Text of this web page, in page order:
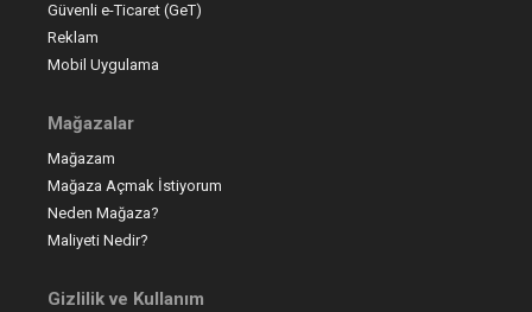
Güvenli e-Ticaret (GeT)
Reklam
Mobil Uygulama
Mağazalar
Mağazam
Mağaza Açmak İstiyorum
Neden Mağaza?
Maliyeti Nedir?
Gizlilik ve Kullanım